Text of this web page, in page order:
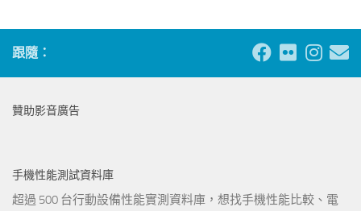
跟隨：
贊助影音廣告
手機性能測試資料庫
超過 500 台行動設備性能實測資料庫，想找手機性能比較、電